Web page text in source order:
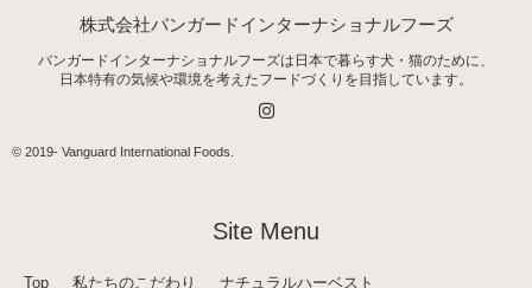
株式会社バンガードインターナショナルフーズ
バンガードインターナショナルフーズは日本で暮らす犬・猫のために、
日本特有の気候や環境を考えたフードづくりを目指しています。
I
n
a
m
© 2019- Vanguard International Foods
Site Menu
Top 私たちのこだわり ナチュラルハーベスト